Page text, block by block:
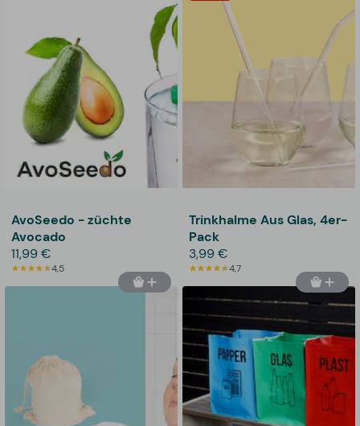
AvoSeedo - züchte
Avocado
11,99 €
4,5
Trinkhalme Aus Glas, 4er-
Pack
3,99 €
4,7